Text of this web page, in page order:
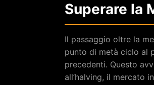
Superare la
Il passaggio oltre la
punto di metà ciclo al
precedenti. Questo
all’halving, il mercato